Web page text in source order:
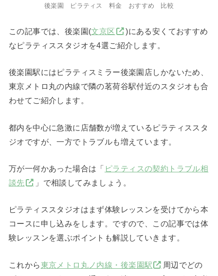
後楽園 ピラティス 料金 おすすめ 比較
この記事では、後楽園(文京区
)にある安くておすすめ
なピラティススタジオを4選ご紹介します。
後楽園駅にはピラティスミラー後楽園店しかないため、
東京メトロ丸の内線で隣の茗荷谷駅付近のスタジオも合
わせてご紹介します。
都内を中心に急激に店舗数が増えているピラティススタ
ジオですが、一方でトラブルも増えています。
万が一何かあった場合は「 ピラティスの契約トラブル相
談先
」で相談してみましょう。
ピラティススタジオはまず体験レッスンを受けてから本
コースに申し込みをします。ですので、この記事では体
験レッスンを選ぶポイントも解説していきます。
これから東京メトロ丸ノ内線・後楽園駅
周辺でどの